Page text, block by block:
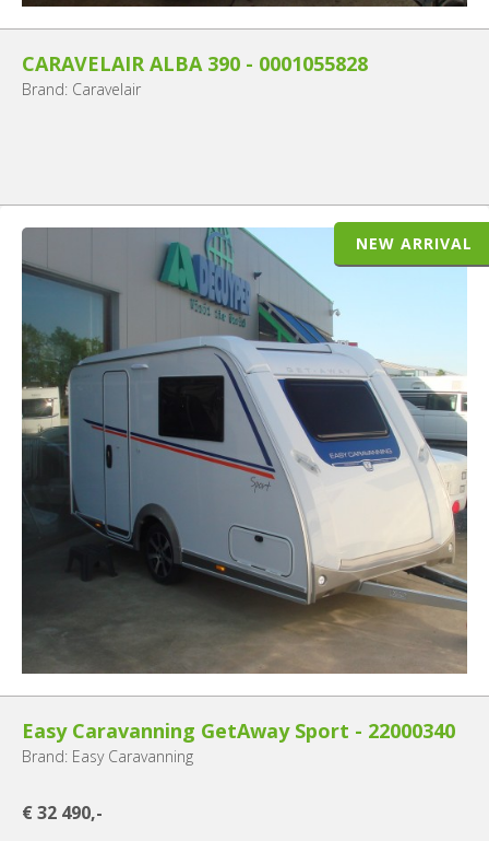
CARAVELAIR ALBA 390 - 0001055828
Brand: Caravelair
Easy Caravanning GetAway Sport - 22000340
Brand: Easy Caravanning
€ 32 490,-
NEW ARRIVAL